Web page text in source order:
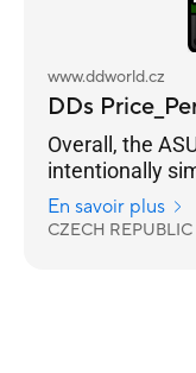
www.ddworld.cz
DDs
Overall, the
intentionally
practical
internet
En savoir plus
CZECH REPUBLIC